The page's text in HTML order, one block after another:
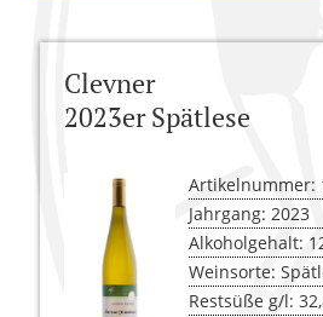
Kasse
Clevner
2023er Spätlese
Artikelnummer:
Jahrgang: 2023
Alkoholgehalt:
Weinsorte:
Restsüße g/l: